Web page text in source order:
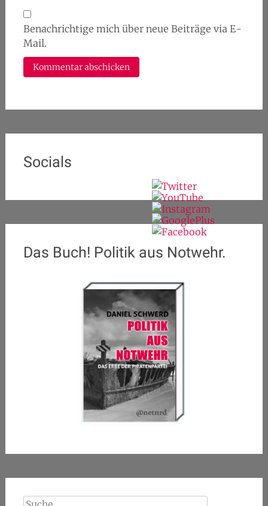
Benachrichtige mich über neue Beiträge via E-
Mail.
Socials
Das Buch! Politik aus Notwehr.
Suche